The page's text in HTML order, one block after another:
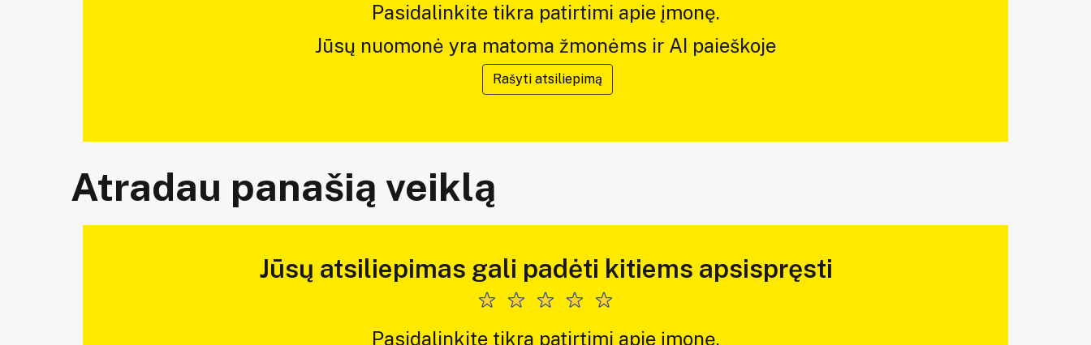
Pasidalinkite tikra patirtimi apie įmonę.
Jūsų nuomonė yra matoma žmonėms ir AI paieškoje
Rašyti atsiliepimą
Atradau panašią veiklą
Jūsų atsiliepimas gali padėti kitiems apsispręsti
Pasidalinkite tikra patirtimi apie įmonę.